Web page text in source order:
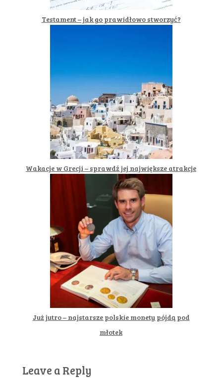
Testament – jak go prawidłowo stworzyć?
Wakacje w Grecji – sprawdź jej największe atrakcje
Już jutro – najstarsze polskie monety pójdą pod
młotek
Leave a Reply